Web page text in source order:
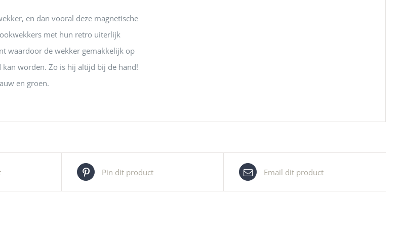
en dan vooral deze magnetische
met hun retro uiterlijk
waardoor de wekker gemakkelijk op
worden. Zo is hij altijd bij de hand!
en groen.
Pin dit product Email dit product